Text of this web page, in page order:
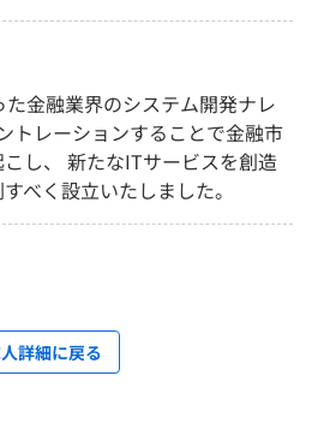
金融業界のシステム開発ナレ
トレーションすることで金融市
し、 新たなITサービスを創造
べく設立いたしました。
詳細に戻る